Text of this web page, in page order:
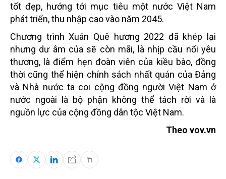
tốt đẹp, hướng tới mục tiêu một nước Việt Nam
phát triển, thu nhập cao vào năm 2045.
Chương trình Xuân Quê hương 2022 đã khép lại
nhưng dư âm của sẽ còn mãi, là nhịp cầu nối yêu
thương, là điểm hẹn đoàn viên của kiều bào, đồng
thời cũng thể hiện chính sách nhất quán của Đảng
và Nhà nước ta coi cộng đồng người Việt Nam ở
nước ngoài là bộ phận không thể tách rời và là
nguồn lực của cộng đồng dân tộc Việt Nam.
Theo vov.vn